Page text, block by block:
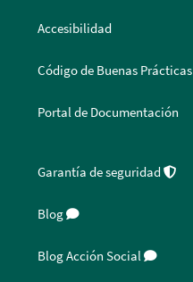
Accesibilidad
Código de Buenas Prácticas
Portal de Documentación
Garantía de seguridad
Blog
Blog Acción Social